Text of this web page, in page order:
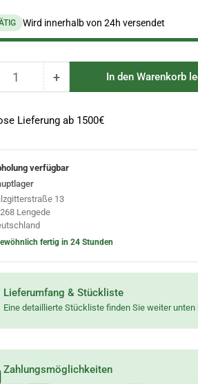
Wird innerhalb von 24h versendet
+Menge
für
Fahrgerüst
7,2
In den Warenkorb
Lieferung ab 1500€
verfügbar
13
Lengede
fertig in 24 Stunden
Lieferumfang & Stückliste
Eine detaillierte Stückliste finden Sie weiter unten
Zahlungsmöglichkeiten